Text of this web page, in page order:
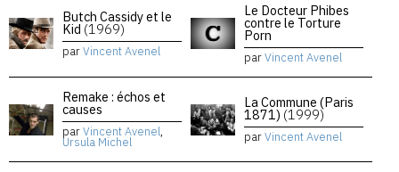
Butch Cassidy et le
Kid (1969)
parVincent Avenel
Le Docteur Phibes
contre le Torture
Porn
parVincent Avenel
Remake : échos et
causes
parVincent Avenel,
Ursula Michel
La Commune (Paris
1871) (1999)
parVincent Avenel